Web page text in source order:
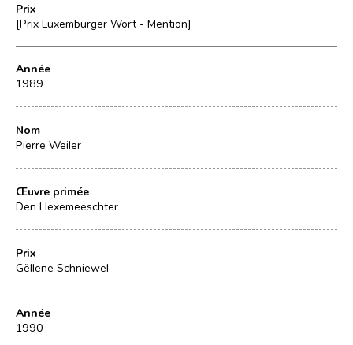
Prix
[Prix Luxemburger Wort - Mention]
Année
1989
Nom
Pierre Weiler
Œuvre primée
Den Hexemeeschter
Prix
Gëllene Schniewel
Année
1990